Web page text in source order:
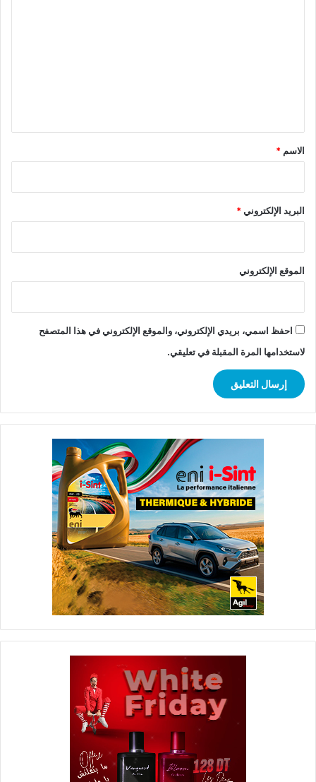
*
الاسم *
البريد الإلكتروني*
الموقع الإلكتروني
احفظ اسمي، بريدي الإلكتروني، والموقع الإلكتروني في هذا المتصفح
لاستخدامها المرة المقبلة في تعليقي.